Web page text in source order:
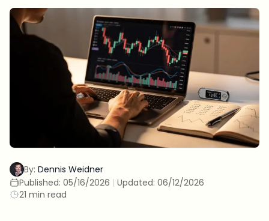
By: Dennis Weidner
Published: 05/16/2026 | Updated: 06/12/2026
21 min read